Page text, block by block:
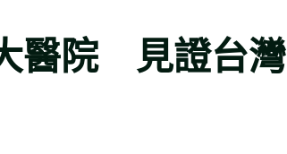
醫院 見證台灣